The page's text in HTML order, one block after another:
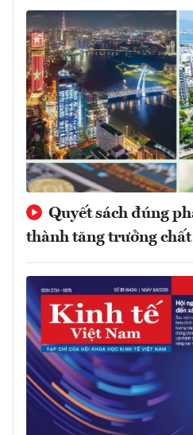
Quyết sách đúng
thành tăng trưởng